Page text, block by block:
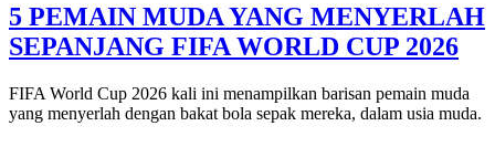
5 PEMAIN MUDA YANG MENYERLAH
SEPANJANG FIFA WORLD CUP 2026
FIFA World Cup 2026 kali ini menampilkan barisan pemain muda
yang menyerlah dengan bakat bola sepak mereka, dalam usia muda.